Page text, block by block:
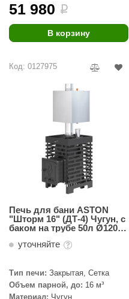
51 980 i
В корзину
Код: 0127975
Печь для бани ASTON
"Шторм 16" (ДТ-4) Чугун, с
баком на трубе 50л Ø120
уточняйте
Тип печи: Закрытая, Сетка
Объем парной, до: 16 м³
Материал: Чугун